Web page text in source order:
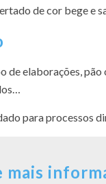
de cor bege e
de elaborações, pão
para processos
mais